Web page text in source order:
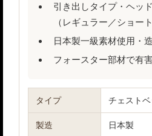
引き出しタイプ・ヘッ
（レギュラー／ショー
日本製一級素材使用・
フォースター部材で有
タイプ チェストベ
製造 日本製